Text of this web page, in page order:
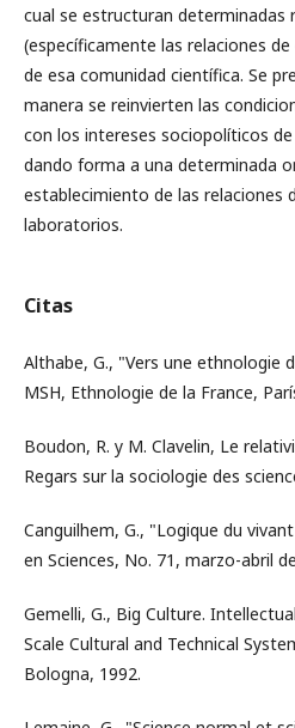
cual se estructuran determinadas
(específicamente las relaciones
de esa comunidad científica. Se
manera se reinvierten las
con los intereses sociopolíticos
dando forma a una determinada
establecimiento de las relaciones
laboratorios.
Citas
Althabe, G., "Vers une ethnologie
MSH, Ethnologie de la France,
Boudon, R. y M. Clavelin, Le
Regars sur la sociologie des
Canguilhem, G., "Logique du
en Sciences, No. 71, marzo-abril
Gemelli, G., Big Culture.
Scale Cultural and Technical
Bologna, 1992.